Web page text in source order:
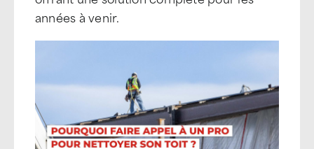
années à venir.